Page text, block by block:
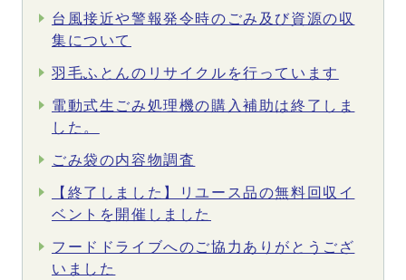
台風接近や警報発令時のごみ及び資源の収
集について
羽毛ふとんのリサイクルを行っています
電動式生ごみ処理機の購入補助は終了しま
した。
ごみ袋の内容物調査
【終了しました】リユース品の無料回収イ
ベントを開催しました
フードドライブへのご協力ありがとうござ
いました